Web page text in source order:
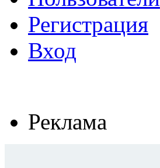
Регистрация
Вход
Реклама